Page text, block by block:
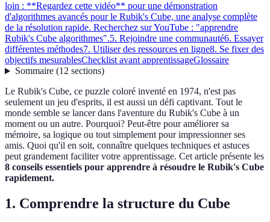
loin : **Regardez cette vidéo** pour une démonstration
d'algorithmes avancés pour le Rubik's Cube, une analyse complète
de la résolution rapide. Recherchez sur YouTube : "apprendre
Rubik's Cube algorithmes".5. Rejoindre une communauté6. Essayer
différentes méthodes7. Utiliser des ressources en ligne8. Se fixer des
objectifs mesurablesChecklist avant apprentissageGlossaire
Sommaire(12 sections)
Le Rubik's Cube, ce puzzle coloré inventé en 1974, n'est pas
seulement un jeu d'esprits, il est aussi un défi captivant. Tout le
monde semble se lancer dans l'aventure du Rubik's Cube à un
moment ou un autre. Pourquoi? Peut-être pour améliorer sa
mémoire, sa logique ou tout simplement pour impressionner ses
amis. Quoi qu'il en soit, connaître quelques techniques et astuces
peut grandement faciliter votre apprentissage. Cet article présente les
8 conseils essentiels pour apprendre à résoudre le Rubik's Cube
rapidement.
1. Comprendre la structure du Cube